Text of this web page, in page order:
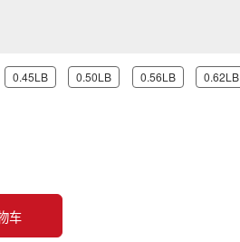
0.45LB 0.50LB 0.56LB 0.62LB
车